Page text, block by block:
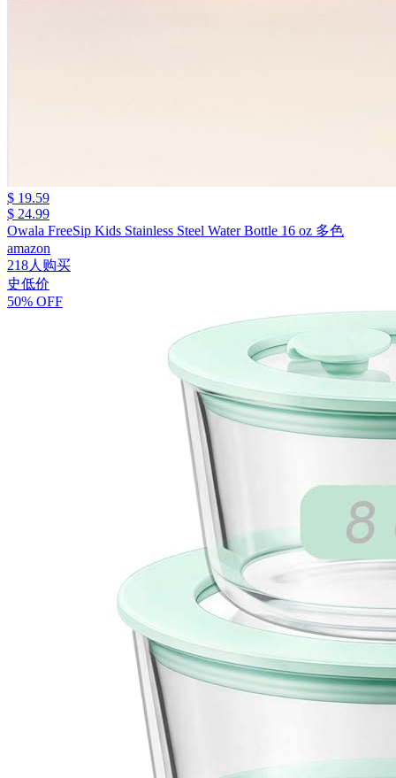
$ 19.59
$ 24.99
Owala FreeSip Kids Stainless Steel Water Bottle 16 oz 多色
amazon
218人购买
史低价
50% OFF